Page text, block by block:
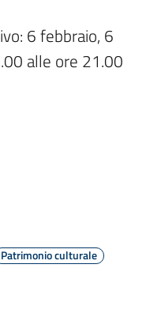
6 febbraio, 6
alle ore 21.00
Patrimonio culturale